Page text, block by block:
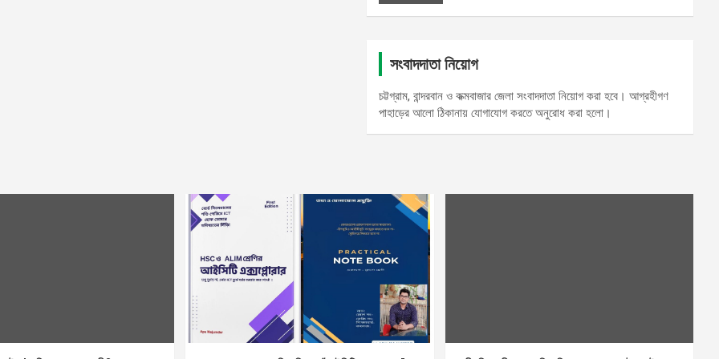
সংবাদদাতা নিয়োগ
চট্টগ্রাম, বান্দরবান ও কক্মবাজার জেলা সংবাদদাতা নিয়োগ করা হবে। আগ্রহীগণ
পাহাড়ের আলো ঠিকানায় যোগাযোগ করতে অনুরোধ করা হলো।